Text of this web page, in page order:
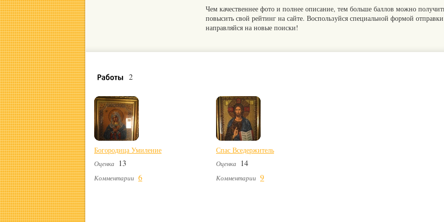
Чем качественнее фото и полнее описание, тем больше баллов можно
повысить свой рейтинг на сайте. Воспользуйся специальной формой
направляйся на новые поиски!
2
Богородица Умиление
Оценка 13
Комментарии 6
Спас Вседержитель
Оценка 14
Комментарии 9